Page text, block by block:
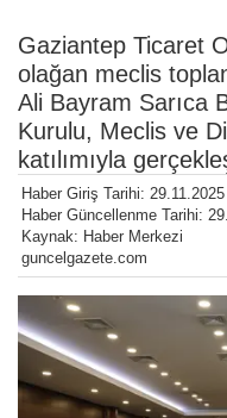
Gaziantep Ticaret
olağan meclis
Ali Bayram Sarıca
Kurulu, Meclis ve
katılımıyla
Haber Giriş Tarihi:
Haber Güncellenme Tarihi:
Kaynak: Haber Merkezi
guncelgazete.com